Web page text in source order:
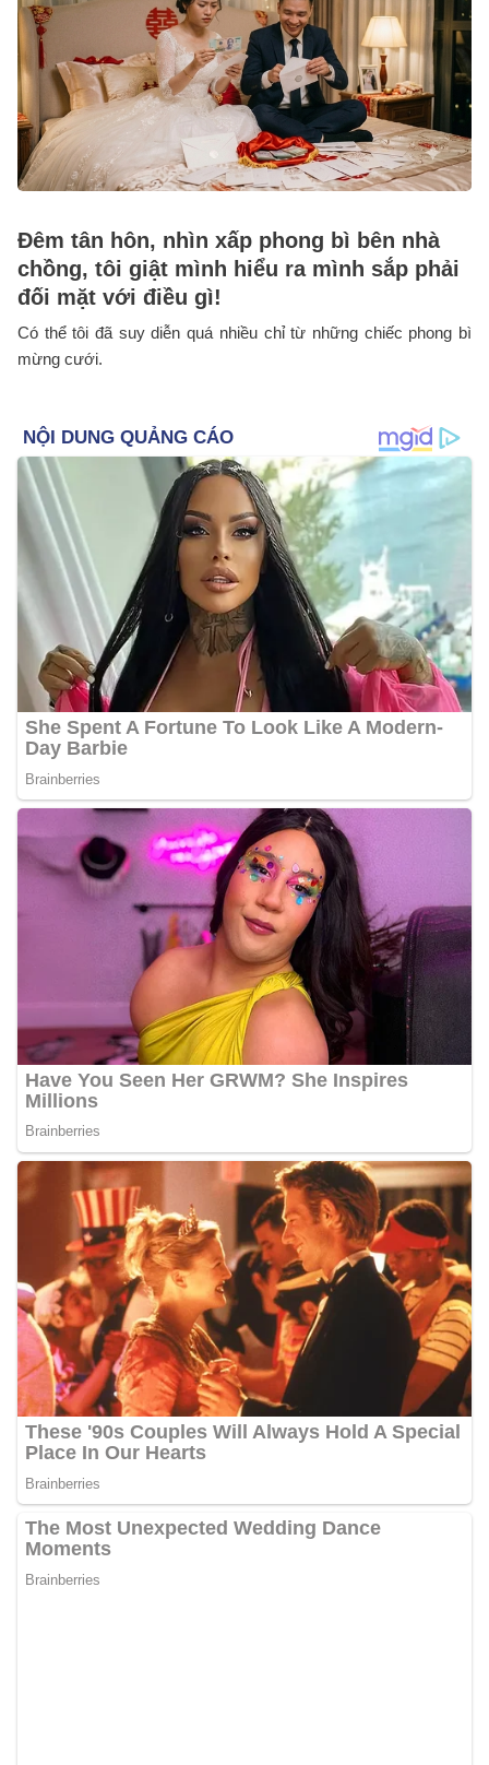
Đêm tân hôn, nhìn xấp phong bì bên nhà
chồng, tôi giật mình hiểu ra mình sắp phải
đối mặt với điều gì!
Có thể tôi đã suy diễn quá nhiều chỉ từ những chiếc phong bì
mừng cưới.